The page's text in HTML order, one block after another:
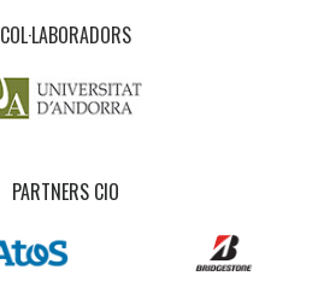
COL·LABORADORS
PARTNERS CIO